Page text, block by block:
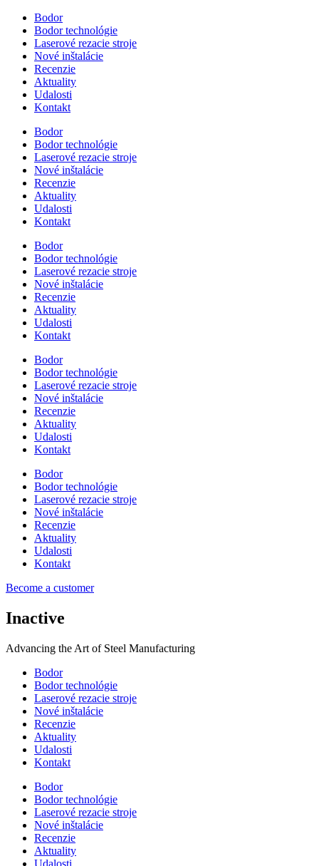
Bodor
Bodor technológie
Laserové rezacie stroje
Nové inštalácie
Recenzie
Aktuality
Udalosti
Kontakt
Bodor
Bodor technológie
Laserové rezacie stroje
Nové inštalácie
Recenzie
Aktuality
Udalosti
Kontakt
Bodor
Bodor technológie
Laserové rezacie stroje
Nové inštalácie
Recenzie
Aktuality
Udalosti
Kontakt
Bodor
Bodor technológie
Laserové rezacie stroje
Nové inštalácie
Recenzie
Aktuality
Udalosti
Kontakt
Bodor
Bodor technológie
Laserové rezacie stroje
Nové inštalácie
Recenzie
Aktuality
Udalosti
Kontakt
Become a customer
Inactive
Advancing the Art of Steel Manufacturing
Bodor
Bodor technológie
Laserové rezacie stroje
Nové inštalácie
Recenzie
Aktuality
Udalosti
Kontakt
Bodor
Bodor technológie
Laserové rezacie stroje
Nové inštalácie
Recenzie
Aktuality
Udalosti